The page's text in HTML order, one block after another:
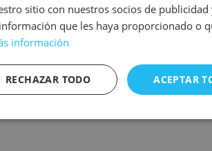
sitio con nuestros socios de publicidad
que les haya proporcionado o
información
ACEPTAR
RECHAZAR TODO